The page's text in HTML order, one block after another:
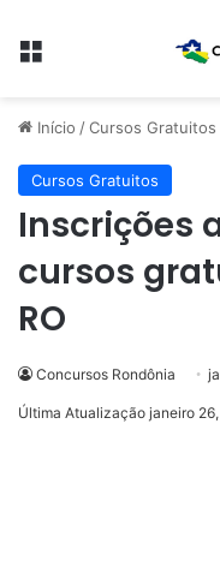
Menu
Início /Cursos Gratuitos
Cursos Gratuitos
Inscrições
cursos
RO
Concursos Rondônia
Última Atualização janeiro